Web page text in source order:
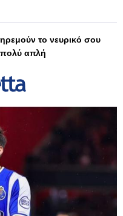
ηρεμούν το νευρικό σου
πολύ απλή